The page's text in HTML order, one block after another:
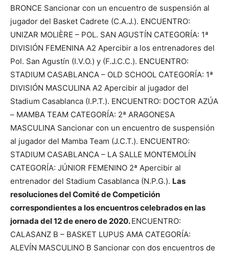
BRONCE Sancionar con un encuentro de suspensión al
jugador del Basket Cadrete (C.A.J.). ENCUENTRO:
UNIZAR MOLIÈRE – POL. SAN AGUSTÍN CATEGORÍA: 1ª
DIVISIÓN FEMENINA A2 Apercibir a los entrenadores del
Pol. San Agustín (I.V.O.) y (F.J.C.C.). ENCUENTRO:
STADIUM CASABLANCA – OLD SCHOOL CATEGORÍA: 1ª
DIVISIÓN MASCULINA A2 Apercibir al jugador del
Stadium Casablanca (I.P.T.). ENCUENTRO: DOCTOR AZÚA
– MAMBA TEAM CATEGORÍA: 2ª ARAGONESA
MASCULINA Sancionar con un encuentro de suspensión
al jugador del Mamba Team (J.C.T.). ENCUENTRO:
STADIUM CASABLANCA – LA SALLE MONTEMOLÍN
CATEGORÍA: JÚNIOR FEMENINO 2ª Apercibir al
entrenador del Stadium Casablanca (N.P.G.). Las
resoluciones del Comité de Competición
correspondientes a los encuentros celebrados en las
jornada del 12 de enero de 2020.ENCUENTRO:
CALASANZ B – BASKET LUPUS AMA CATEGORÍA:
ALEVÍN MASCULINO B Sancionar con dos encuentros de